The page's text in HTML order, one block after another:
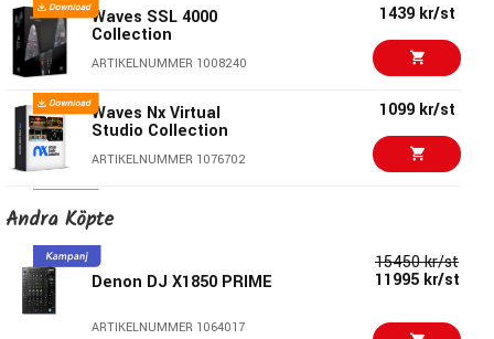
Waves SSL 4000
Collection
ARTIKELNUMMER 1008240
1439 kr/st
Waves Nx Virtual
Studio Collection
ARTIKELNUMMER 1076702
1099 kr/st
Waves Greg Wells
Signature
Bundle
Andra Köpte
Denon DJ X1850 PRIME
ARTIKELNUMMER 1064017
15450 kr/st
11995 kr/st